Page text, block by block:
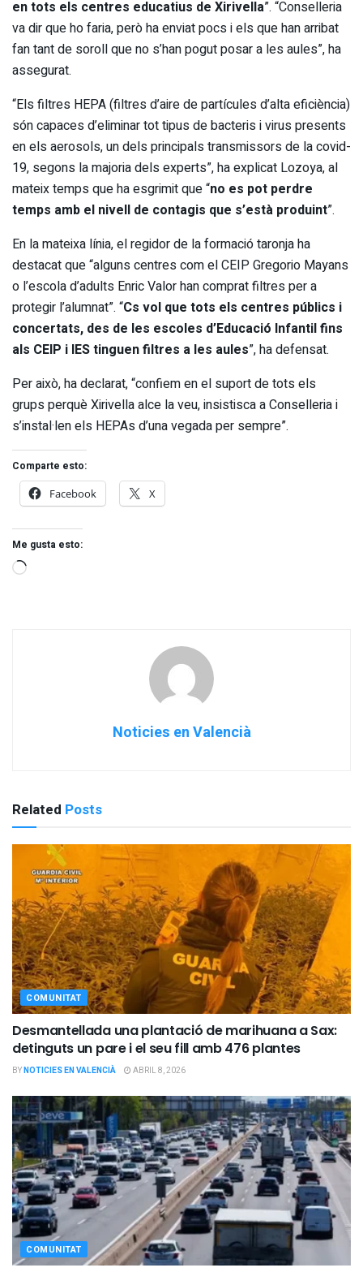
en tots els centres educatius de Xirivella”. “Conselleria
va dir que ho faria, però ha enviat pocs i els que han arribat
fan tant de soroll que no s’han pogut posar a les aules”, ha
assegurat.
“Els filtres HEPA (filtres d’aire de partícules d’alta eficiència)
són capaces d’eliminar tot tipus de bacteris i virus presents
en els aerosols, un dels principals transmissors de la covid-
19, segons la majoria dels experts”, ha explicat Lozoya, al
mateix temps que ha esgrimit que “no es pot perdre
temps amb el nivell de contagis que s’està produint”.
En la mateixa línia, el regidor de la formació taronja ha
destacat que “alguns centres com el CEIP Gregorio Mayans
o l’escola d’adults Enric Valor han comprat filtres per a
protegir l’alumnat”. “Cs vol que tots els centres públics i
concertats, des de les escoles d’Educació Infantil fins
als CEIP i IES tinguen filtres a les aules”, ha defensat.
Per això, ha declarat, “confiem en el suport de tots els
grups perquè Xirivella alce la veu, insistisca a Conselleria i
s’instal·len els HEPAs d’una vegada per sempre”.
Comparte esto:
Facebook
X
Me gusta esto:
Noticies en Valencià
Related Posts
COMUNITAT
Desmantellada una plantació de marihuana a Sax:
detinguts un pare i el seu fill amb 476 plantes
BYNOTICIES EN VALENCIÀ ABRIL 8, 2026
COMUNITAT